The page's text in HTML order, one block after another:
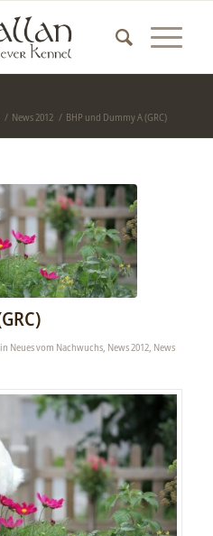
/ News 2012 / BHP und Dummy A (GRC)
in Neues vom Nachwuchs, News 2012, News